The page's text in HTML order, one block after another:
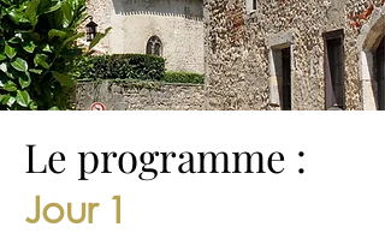
Le programme :
Jour 1